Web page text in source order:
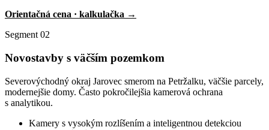
Orientačná cena · kalkulačka →
Segment 02
Novostavby s väčším pozemkom
Severovýchodný okraj Jarovec smerom na Petržalku, väčšie parcely,
modernejšie domy. Často pokročilejšia kamerová ochrana
s analytikou.
Kamery s vysokým rozlíšením a inteligentnou detekciou